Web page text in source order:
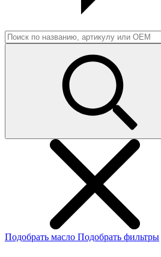
Подобрать масло Подобрать фильтры